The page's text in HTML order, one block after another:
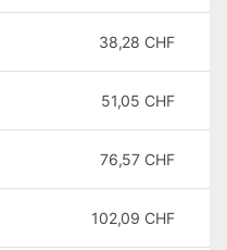
38,28 CHF
51,05 CHF
76,57 CHF
102,09 CHF